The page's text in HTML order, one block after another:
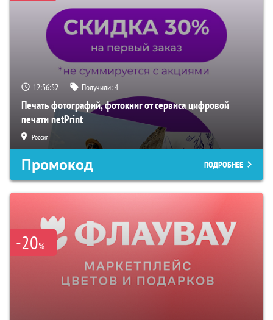
12:56:51 Получили:4
Печать фотографий, фотокниг от сервиса цифровой
печати netPrint
Россия
Промокод ПОДРОБНЕЕ
-20%